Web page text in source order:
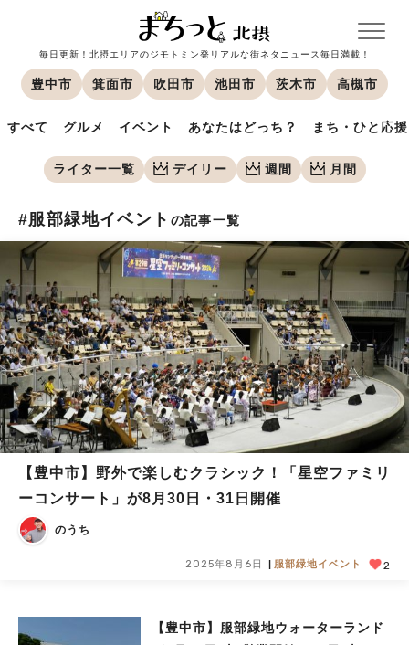
毎日更新！北摂エリアのジモトミン発リアルな街ネタニュース毎日満載！
豊中市 箕面市 吹田市 池田市 茨木市 高槻市
すべて グルメ イベント あなたはどっち？ まち・ひと応援
ライター一覧 デイリー 週間 月間
#服部緑地イベント の記事一覧
【豊中市】野外で楽しむクラシック！「星空ファミリ
ーコンサート」が8月30日・31日開催
のうち
2025年8月6日 服部緑地イベント 2
【豊中市】服部緑地ウォーターランド